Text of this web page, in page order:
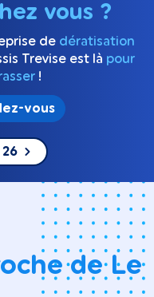
vous ?
de dératisation
Trevise est là pour
!
vous
26
de Le